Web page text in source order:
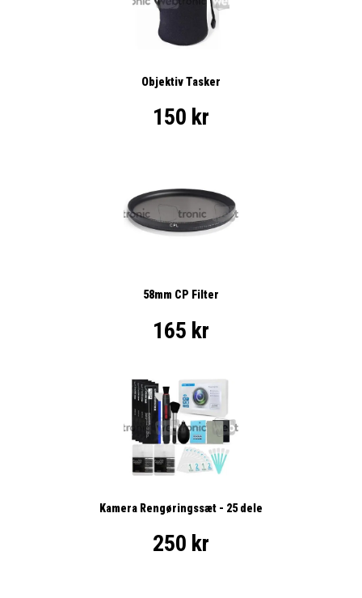
Objektiv Tasker
150 kr
58mm CP Filter
165 kr
Kamera Rengøringssæt - 25 dele
250 kr